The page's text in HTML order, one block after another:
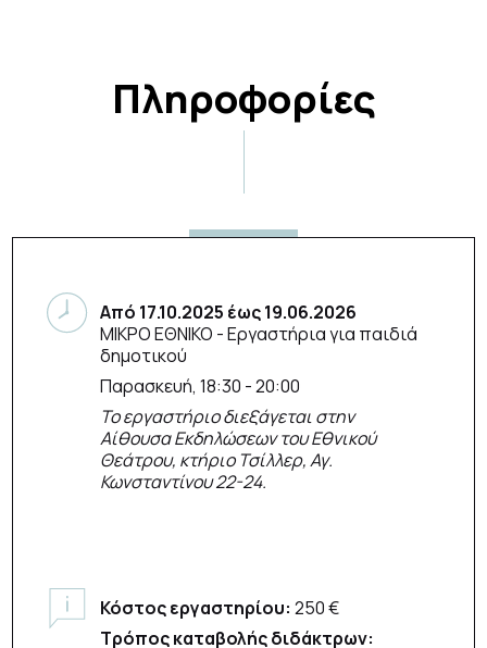
Πληροφορίες
Από 17.10.2025 έως19.06.2026
ΜΙΚΡΟ ΕΘΝΙΚΟ - Εργαστήρια για παιδιά
δημοτικού
Παρασκευή, 18:30 - 20:00
Το εργαστήριο διεξάγεται στην
Αίθουσα Εκδηλώσεων του Εθνικού
Θεάτρου, κτήριο Τσίλλερ, Αγ.
Κωνσταντίνου 22-24.
Κόστος εργαστηρίου: 250 €
Τρόπος καταβολής διδάκτρων: